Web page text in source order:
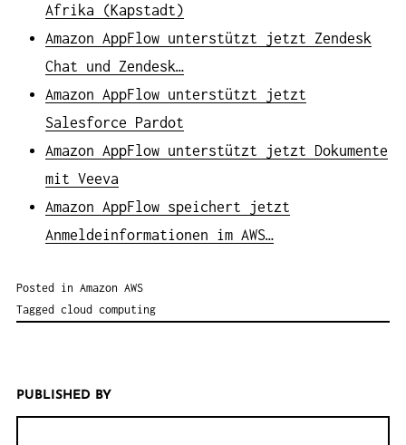
Afrika (Kapstadt)
Amazon AppFlow unterstützt jetzt Zendesk
Chat und Zendesk…
Amazon AppFlow unterstützt jetzt
Salesforce Pardot
Amazon AppFlow unterstützt jetzt Dokumente
mit Veeva
Amazon AppFlow speichert jetzt
Anmeldeinformationen im AWS…
Posted in Amazon AWS
Tagged cloud computing
PUBLISHED BY